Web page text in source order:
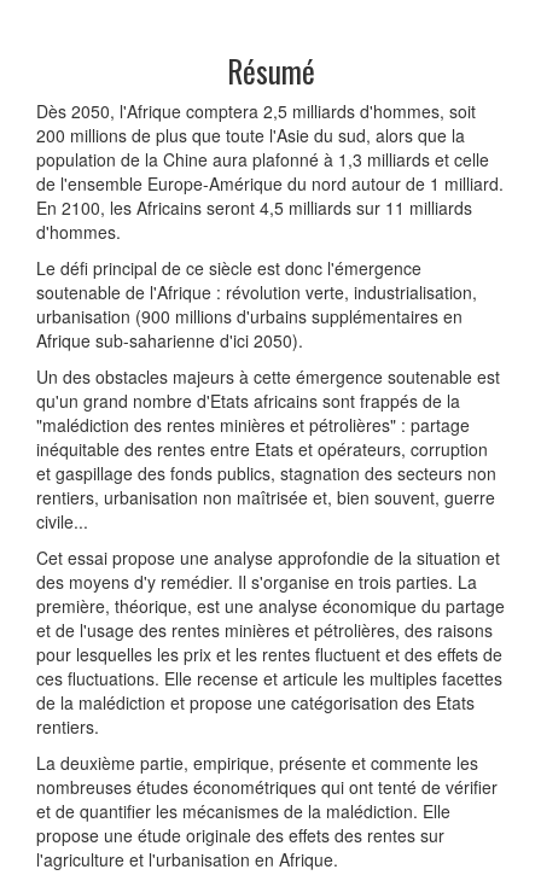
Résumé
Dès 2050, l'Afrique comptera 2,5 milliards d'hommes, soit
200 millions de plus que toute l'Asie du sud, alors que la
population de la Chine aura plafonné à 1,3 milliards et celle
de l'ensemble Europe-Amérique du nord autour de 1 milliard.
En 2100, les Africains seront 4,5 milliards sur 11 milliards
d'hommes.
Le défi principal de ce siècle est donc l'émergence
soutenable de l'Afrique : révolution verte, industrialisation,
urbanisation (900 millions d'urbains supplémentaires en
Afrique sub-saharienne d'ici 2050).
Un des obstacles majeurs à cette émergence soutenable est
qu'un grand nombre d'Etats africains sont frappés de la
"malédiction des rentes minières et pétrolières" : partage
inéquitable des rentes entre Etats et opérateurs, corruption
et gaspillage des fonds publics, stagnation des secteurs non
rentiers, urbanisation non maîtrisée et, bien souvent, guerre
civile...
Cet essai propose une analyse approfondie de la situation et
des moyens d'y remédier. Il s'organise en trois parties. La
première, théorique, est une analyse économique du partage
et de l'usage des rentes minières et pétrolières, des raisons
pour lesquelles les prix et les rentes fluctuent et des effets de
ces fluctuations. Elle recense et articule les multiples facettes
de la malédiction et propose une catégorisation des Etats
rentiers.
La deuxième partie, empirique, présente et commente les
nombreuses études économétriques qui ont tenté de vérifier
et de quantifier les mécanismes de la malédiction. Elle
propose une étude originale des effets des rentes sur
l'agriculture et l'urbanisation en Afrique.